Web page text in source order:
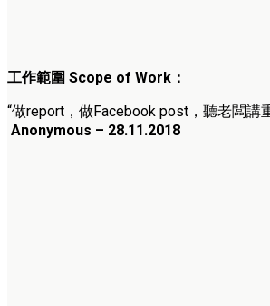
工作範圍 Scope of Work：
“做report，做Facebook post，聽老闆講
Anonymous – 28.11.2018